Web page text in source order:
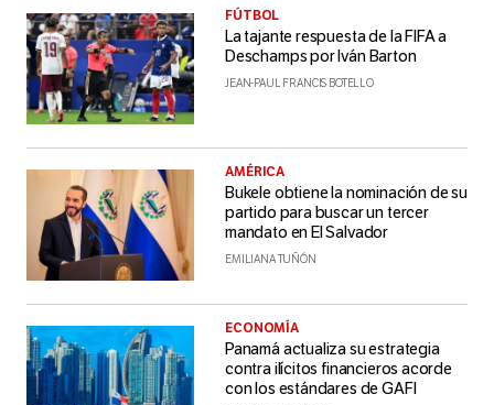
FÚTBOL
La tajante respuesta de la FIFA a
Deschamps por Iván Barton
JEAN-PAUL FRANCIS BOTELLO
AMÉRICA
Bukele obtiene la nominación de su
partido para buscar un tercer
mandato en El Salvador
EMILIANA TUÑÓN
ECONOMÍA
Panamá actualiza su estrategia
contra ilícitos financieros acorde
con los estándares de GAFI